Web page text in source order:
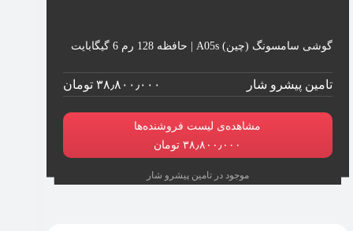
گوشی سامسونگ (چین) A05s | حافظه 128 رم 6 گیگابایت
تامین پیشرو شار ۳۸٫۸۰۰٫۰۰۰ تومان
مشاهده‌ی لیست فروشنده‌ها
۳۸٫۸۰۰٫۰۰۰ تومان
موجود در تامین پیشرو شار